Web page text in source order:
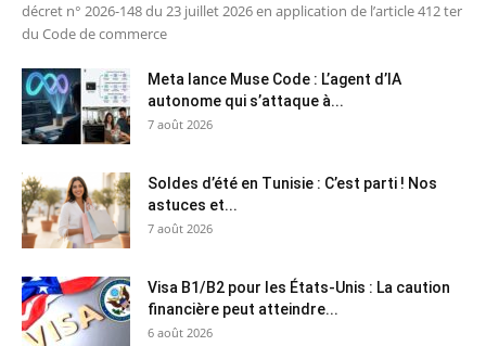
décret n° 2026-148 du 23 juillet 2026 en application de l’article 412 ter
du Code de commerce
Meta lance Muse Code : L’agent d’IA
autonome qui s’attaque à...
7 août 2026
Soldes d’été en Tunisie : C’est parti ! Nos
astuces et...
7 août 2026
Visa B1/B2 pour les États-Unis : La caution
financière peut atteindre...
6 août 2026